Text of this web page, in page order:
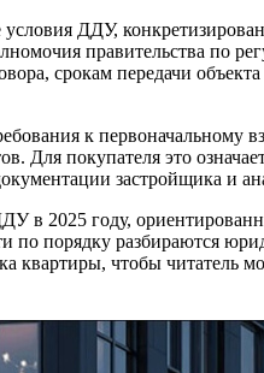
ДДУ,
правительства по
срокам передачи
к первоначальному
Для покупателя это
застройщика и
в 2025 году,
порядку разбираются
квартиры, чтобы читатель